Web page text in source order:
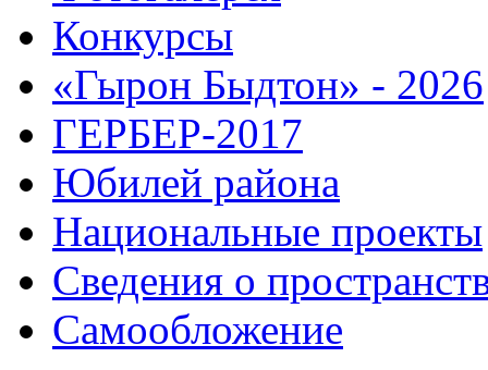
Конкурсы
«Гырон Быдтон» - 2026
ГЕРБЕР-2017
Юбилей района
Национальные проекты
Сведения о
Самообложение